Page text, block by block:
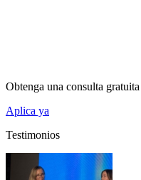
Obtenga una consulta
Aplica ya
Testimonios